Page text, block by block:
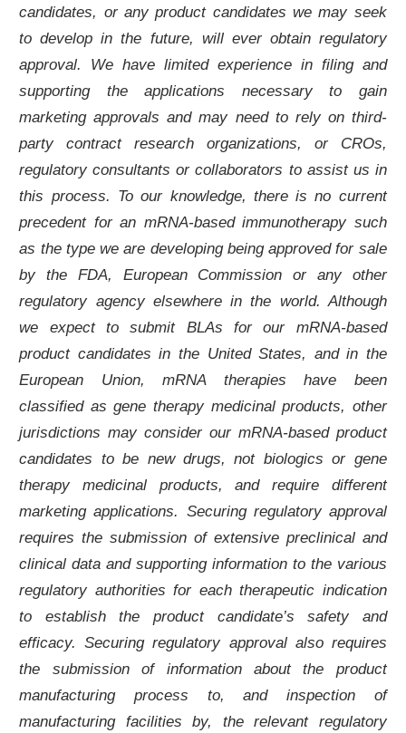
candidates, or any product candidates we may seek
to develop in the future, will ever obtain regulatory
approval. We have limited experience in filing and
supporting the applications necessary to gain
marketing approvals and may need to rely on third-
party contract research organizations, or CROs,
regulatory consultants or collaborators to assist us in
this process. To our knowledge, there is no current
precedent for an mRNA-based immunotherapy such
as the type we are developing being approved for sale
by the FDA, European Commission or any other
regulatory agency elsewhere in the world. Although
we expect to submit BLAs for our mRNA-based
product candidates in the United States, and in the
European Union, mRNA therapies have been
classified as gene therapy medicinal products, other
jurisdictions may consider our mRNA-based product
candidates to be new drugs, not biologics or gene
therapy medicinal products, and require different
marketing applications. Securing regulatory approval
requires the submission of extensive preclinical and
clinical data and supporting information to the various
regulatory authorities for each therapeutic indication
to establish the product candidate’s safety and
efficacy. Securing regulatory approval also requires
the submission of information about the product
manufacturing process to, and inspection of
manufacturing facilities by, the relevant regulatory